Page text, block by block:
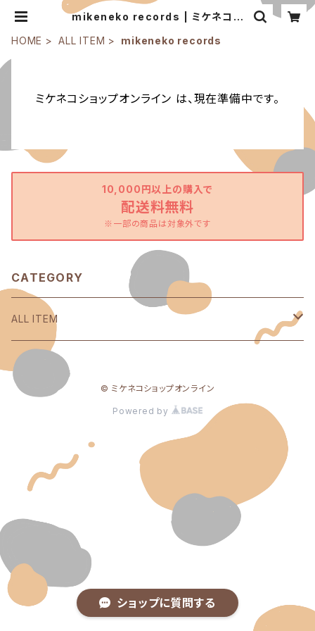
mikeneko records | ミケネコシ
HOME
ALL ITEM mikeneko records
ミケネコショップオンライン は、現在準備中です。
10,000円以上の購入で
配送料無料
※一部の商品は対象外です
CATEGORY
ALL ITEM
Yes Happy!
mikeneko records
ミケネコクエスト
ミケネコ研修生
© ミケネコショップオンライン
Powered by
ショップに質問する